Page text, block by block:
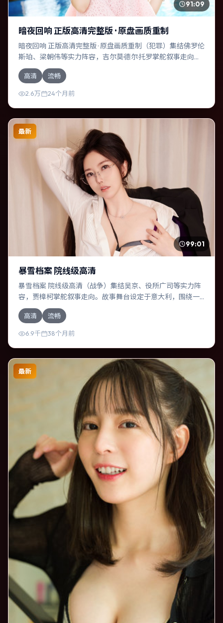
91:09
暗夜回响 正版高清完整版 · 原盘画质重制
暗夜回响 正版高清完整版 · 原盘画质重制（犯罪）集结佛罗伦
斯·珀、梁朝伟等实力阵容，吉尔莫·德尔·托罗掌舵叙事走向。
故事舞台设定于中国大陆，围绕一次意外选择展开连锁反
应；配乐与色彩高度服务于主题，结尾留白耐人寻味。
高清 流畅
2.6万 24个月前
最新
99:01
暴雪档案 院线级高清
暴雪档案 院线级高清（战争）集结吴京、役所广司等实力阵
容，贾樟柯掌舵叙事走向。故事舞台设定于意大利，围绕一
次意外选择展开连锁反应；配乐与色彩高度服务于主题，结
尾留白耐人寻味。
高清 流畅
6.9千 38个月前
最新